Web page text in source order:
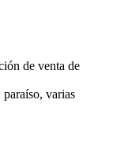
de venta de
varias